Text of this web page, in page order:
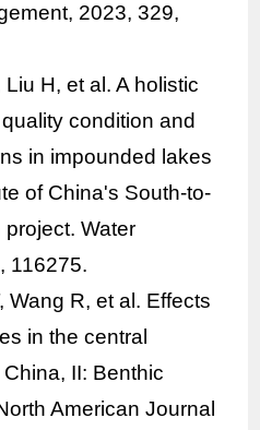
2023, 329,
Liu H, et al. A holistic
condition and
in impounded lakes
of China's South-to-
Water
116275.
Wang R, et al. Effects
in the central
II: Benthic
American Journal